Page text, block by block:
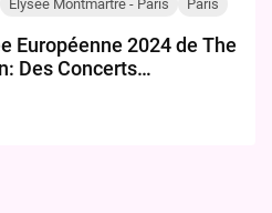
Elysée Montmartre - Paris Paris
Européenne 2024 de The
Des Concerts